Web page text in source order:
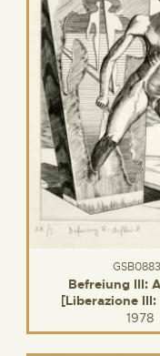
Befreiung III:
[Liberazione
1978